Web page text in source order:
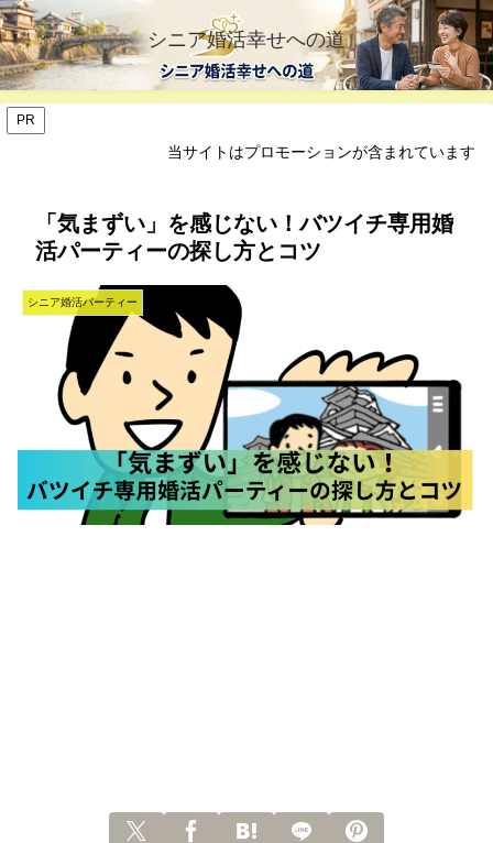
シニア婚活幸せへの道
PR
当サイトはプロモーションが含まれています
「気まずい」を感じない！バツイチ専用婚
活パーティーの探し方とコツ
シニア婚活パーティー